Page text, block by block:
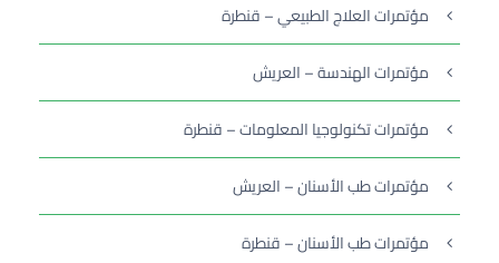
مؤتمرات العلاج الطبيعي – قنطرة
مؤتمرات الهندسة – العريش
مؤتمرات تكنولوجيا المعلومات – قنطرة
مؤتمرات طب الأسنان – العريش
مؤتمرات طب الأسنان – قنطرة